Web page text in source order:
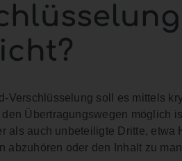
Verschlüsselung soll es mittels
Übertragungswegen möglich
als auch unbeteiligte Dritte,
abzuhören oder den Inhalt zu